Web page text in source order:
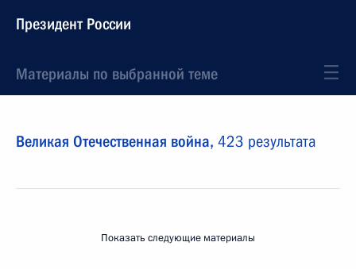
Президент России
Материалы по выбранной теме
Великая Отечественная война, 423 результата
Показать следующие материалы